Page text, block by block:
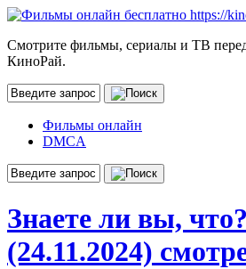
Смотрите фильмы, сериалы и ТВ
КиноРай.
Фильмы онлайн
DMCA
Знаете ли вы, что?
(24.11.2024)